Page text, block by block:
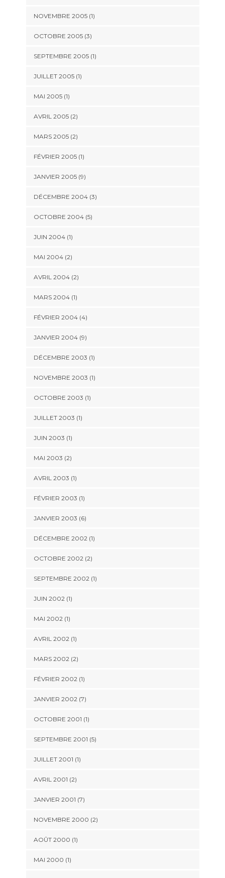
NOVEMBRE 2005 (1)
OCTOBRE 2005 (3)
SEPTEMBRE 2005 (1)
JUILLET 2005 (1)
MAI 2005 (1)
AVRIL 2005 (2)
MARS 2005 (2)
FÉVRIER 2005 (1)
JANVIER 2005 (9)
DÉCEMBRE 2004 (3)
OCTOBRE 2004 (5)
JUIN 2004 (1)
MAI 2004 (2)
AVRIL 2004 (2)
MARS 2004 (1)
FÉVRIER 2004 (4)
JANVIER 2004 (9)
DÉCEMBRE 2003 (1)
NOVEMBRE 2003 (1)
OCTOBRE 2003 (1)
JUILLET 2003 (1)
JUIN 2003 (1)
MAI 2003 (2)
AVRIL 2003 (1)
FÉVRIER 2003 (1)
JANVIER 2003 (6)
DÉCEMBRE 2002 (1)
OCTOBRE 2002 (2)
SEPTEMBRE 2002 (1)
JUIN 2002 (1)
MAI 2002 (1)
AVRIL 2002 (1)
MARS 2002 (2)
FÉVRIER 2002 (1)
JANVIER 2002 (7)
OCTOBRE 2001 (1)
SEPTEMBRE 2001 (5)
JUILLET 2001 (1)
AVRIL 2001 (2)
JANVIER 2001 (7)
NOVEMBRE 2000 (2)
AOÛT 2000 (1)
MAI 2000 (1)